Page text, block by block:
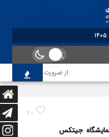
از ضرورت اصلاح رویه‌های
30
جیتکس